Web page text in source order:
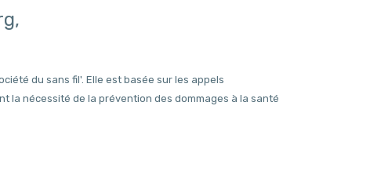
du sans fil'. Elle est basée sur les appels
la nécessité de la prévention des dommages à la santé